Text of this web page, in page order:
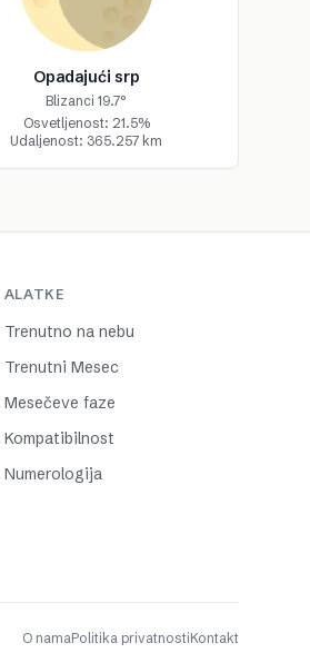
Opadajući srp
Blizanci 19.7°
Osvetljenost: 21.5%
Udaljenost: 365.257 km
ALATKE
Trenutno na nebu
Trenutni Mesec
Mesečeve faze
Kompatibilnost
Numerologija
O namaPolitika privatnostiKontakt